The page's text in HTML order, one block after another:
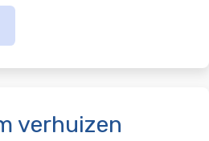
verhuizen